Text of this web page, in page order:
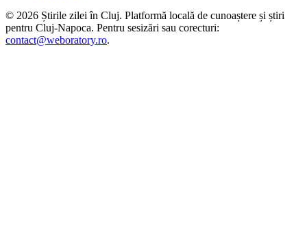
© 2026 Știrile zilei în Cluj. Platformă locală de cunoaștere și știri
pentru Cluj-Napoca. Pentru sesizări sau corecturi:
contact@weboratory.ro.